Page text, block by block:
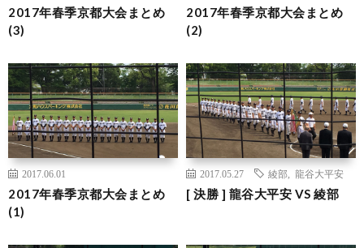
2017年春季京都大会まとめ
(3)
2017年春季京都大会まとめ
(2)
2017.06.01
2017年春季京都大会まとめ
(1)
2017.05.27 綾部 龍谷大平安
[ 決勝 ] 龍谷大平安 VS 綾部